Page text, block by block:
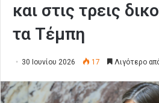
και στις τρεις
τα Τέμπη
30 Ιουνίου 2026 17 Λιγότερο